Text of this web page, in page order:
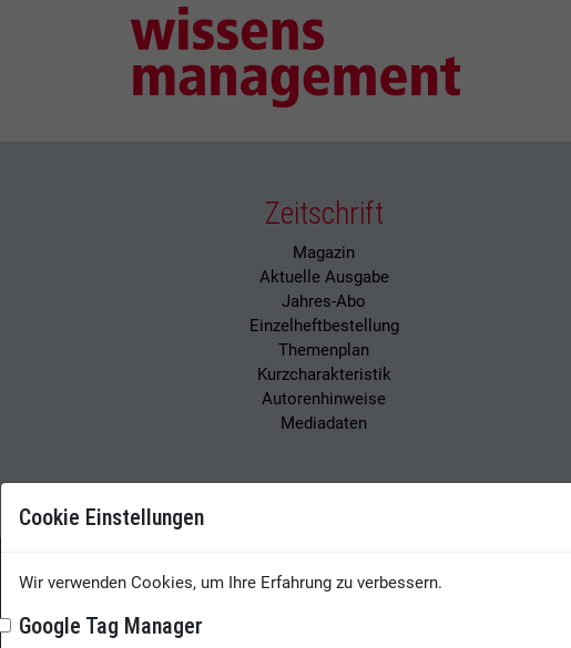
Zeitschrift
Magazin
Aktuelle Ausgabe
Jahres-Abo
Einzelheftbestellung
Themenplan
Kurzcharakteristik
Autorenhinweise
Mediadaten
Cookie Einstellungen
Wir verwenden Cookies, um Ihre Erfahrung zu verbessern.
Google Tag Manager